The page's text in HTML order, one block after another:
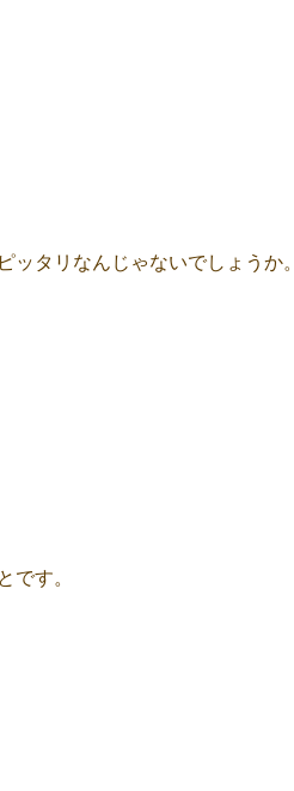
ッタリなんじゃないでしょうか。
です。